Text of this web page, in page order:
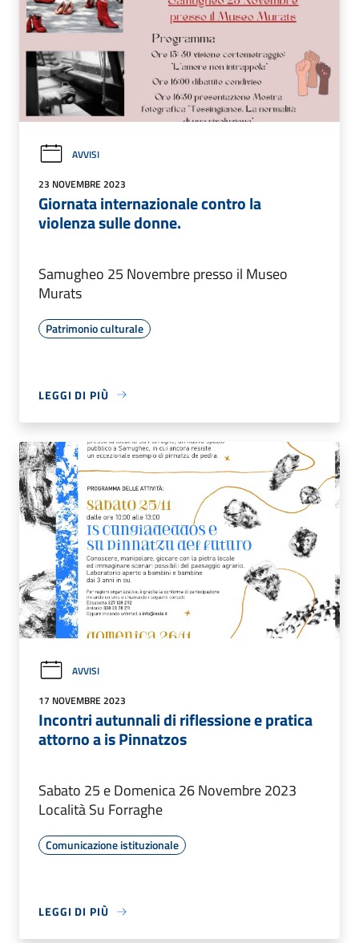
AVVISI
23 NOVEMBRE 2023
Giornata internazionale contro la
violenza sulle donne.
Samugheo 25 Novembre presso il Museo
Murats
Patrimonio culturale
LEGGI DI PIÙ
AVVISI
17 NOVEMBRE 2023
Incontri autunnali di riflessione e pratica
attorno a is Pinnatzos
Sabato 25 e Domenica 26 Novembre 2023
Località Su Forraghe
Comunicazione istituzionale
LEGGI DI PIÙ